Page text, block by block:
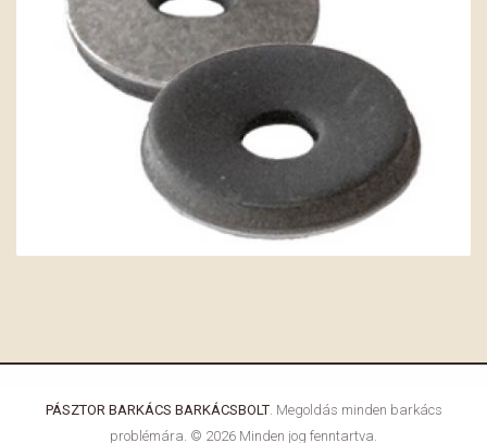
PÁSZTOR BARKÁCS BARKÁCSBOLT. Megoldás minden barkács
problémára. © 2026 Minden jog fenntartva.